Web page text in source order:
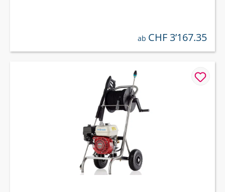
regulärer preis:
ab CHF 3’167.35